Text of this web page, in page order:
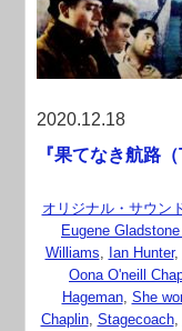
2020.12.18
『果てなき航路
オリジナル・サウン
Eugene Gladstone
Williams
Ian Hunter,
Oona O'neill
Hageman, She
Chaplin, Stagecoach,